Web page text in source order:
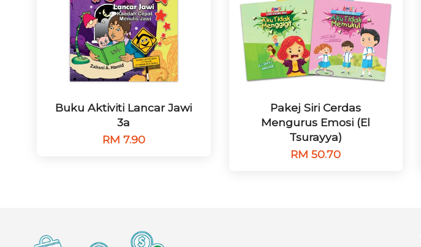
Buku Aktiviti Lancar Jawi
3a
RM 7.90
Pakej Siri Cerdas
Mengurus Emosi (El
Tsurayya)
RM 50.70